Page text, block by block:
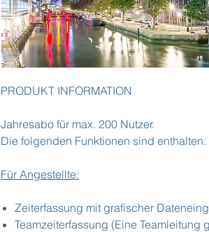
PRODUKT INFORMATION
Jahresabo für max. 200 Nutzer.
Die folgenden Funktionen sind enthalten:
Für Angestellte:
Zeiterfassung mit grafischer
Teamzeiterfassung (Eine Teamleitung